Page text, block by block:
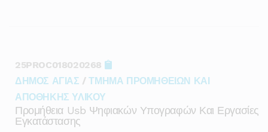
25PROC018020268
ΔΗΜΟΣ ΑΓΙΑΣ /ΤΜΗΜΑ ΠΡΟΜΗΘΕΙΩΝ ΚΑΙ
ΑΠΟΘΗΚΗΣ ΥΛΙΚΟΥ
Προμήθεια Usb Ψηφιακών Υπογραφών Και Εργασίες
Εγκατάστασης